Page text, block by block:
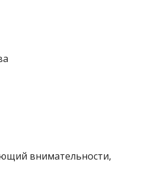
внимательности,